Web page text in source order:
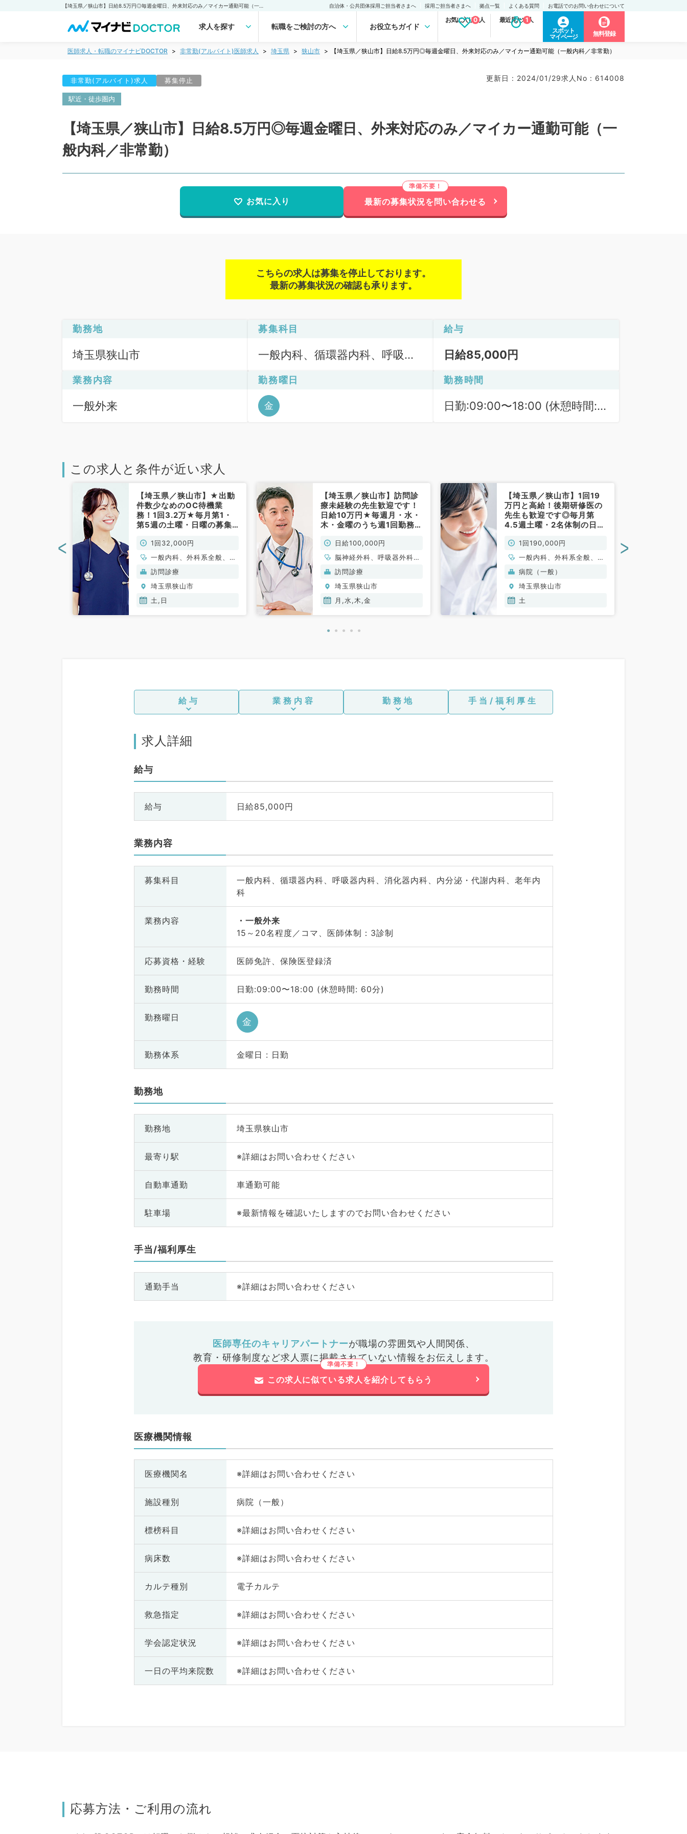
自治体・公共団体採用ご担当者さまへ 採用ご担当者さまへ 拠点一覧 よくある質問 お電話でのお問い合わせについて
求人を探す 転職をご検討の方へ お役立ちガイド
お気に入り求人
0 最近見た求人
1
スポット
マイページ
無料登録
医師求人・転職のマイナビDOCTOR 非常勤(アルバイト)医師求人 埼玉県 狭山市 【埼玉県／狭山市】日給8.5万円◎毎週金曜日、外来対応のみ／マイカー通勤可能（一般内科／非常勤）
非常勤(アルバイト)求人 募集停止 更新日 : 2024/01/29求人No : 614008
駅近・徒歩圏内
【埼玉県／狭山市】日給8.5万円◎毎週金曜日、外来対応のみ／マイカー通勤可能（一
般内科／非常勤）
お気に入り 最新の募集状況を問い合わせる
こちらの求人は募集を停止しております。
最新の募集状況の確認も承ります。
勤務地
埼玉県狭山市
募集科目
一般内科、循環器内科、呼吸器
謝内科、老年内科
給与
日給85,000円
業務内容
一般外来
勤務曜日
金
勤務時間
日勤:09:00〜18:00 (休憩時間:
この求人と条件が近い求人
【埼玉県／狭山市】★出動
件数少なめのOC待機業
務！1回3.2万★毎月第1・
第5週の土曜・日曜の募集
系・外科系／非常勤）
1回32,000円
一般内科、外科系全般、一
般外科
訪問診療
埼玉県狭山市
土,日
【埼玉県／狭山市】訪問診
療未経験の先生歓迎です！
日給10万円★毎週月・水・
木・金曜のうち週1回勤務
とアクセス抜群のクリニッ
ク～（内科系、外科系／非
常勤）
日給100,000円
脳神経外科、呼吸器外科、
心臓血管外科、一般内科、
循環器内科、呼吸器内科、
消化器内科、内分泌・代謝
内科、外科系全般、一般外
訪問診療
埼玉県狭山市
月,水,木,金
【埼玉県／狭山市】1回19
万円と高給！後期研修医の
先生も歓迎です◎毎月第
4.5週土曜・2名体制の日当
勤）1回190,000円
一般内科、外科系全般、一
般外科
病院（一般）
埼玉県狭山市
土
< >
給与 業務内容 勤務地 手当/福利厚生
求人詳細
給与
給与 日給85,000円
業務内容
募集科目
一般内科、循環器内科、呼吸器内科、消化器内科、内分泌・代謝内科、老年内
科
業務内容
一般外来
15～20名程度／コマ、医師体制：3診制
応募資格・ 経験 医師免許、保険医登録済
勤務時間 日勤:09:00〜18:00 (休憩時間: 60分)
勤務曜日 金
勤務体系 金曜日 : 日勤
勤務地
勤務地 埼玉県狭山市
最寄り駅 ※詳細はお問い合わせください
自動車通勤 車通勤可能
駐車場 ※最新情報を確認いたしますのでお問い合わせください
手当/福利厚生
通勤手当 ※詳細はお問い合わせください
医師専任のキャリアパートナーが職場の雰囲気や人間関係、
教育・研修制度など求人票に掲載されていない情報をお伝えします。
この求人に似ている求人を紹介してもらう
医療機関情報
医療機関名 ※詳細はお問い合わせください
施設種別 病院（一般）
標榜科目 ※詳細はお問い合わせください
病床数 ※詳細はお問い合わせください
カルテ種別 電子カルテ
救急指定 ※詳細はお問い合わせください
学会認定状況 ※詳細はお問い合わせください
一日の平均来院数 ※詳細はお問い合わせください
応募方法・ご利用の流れ